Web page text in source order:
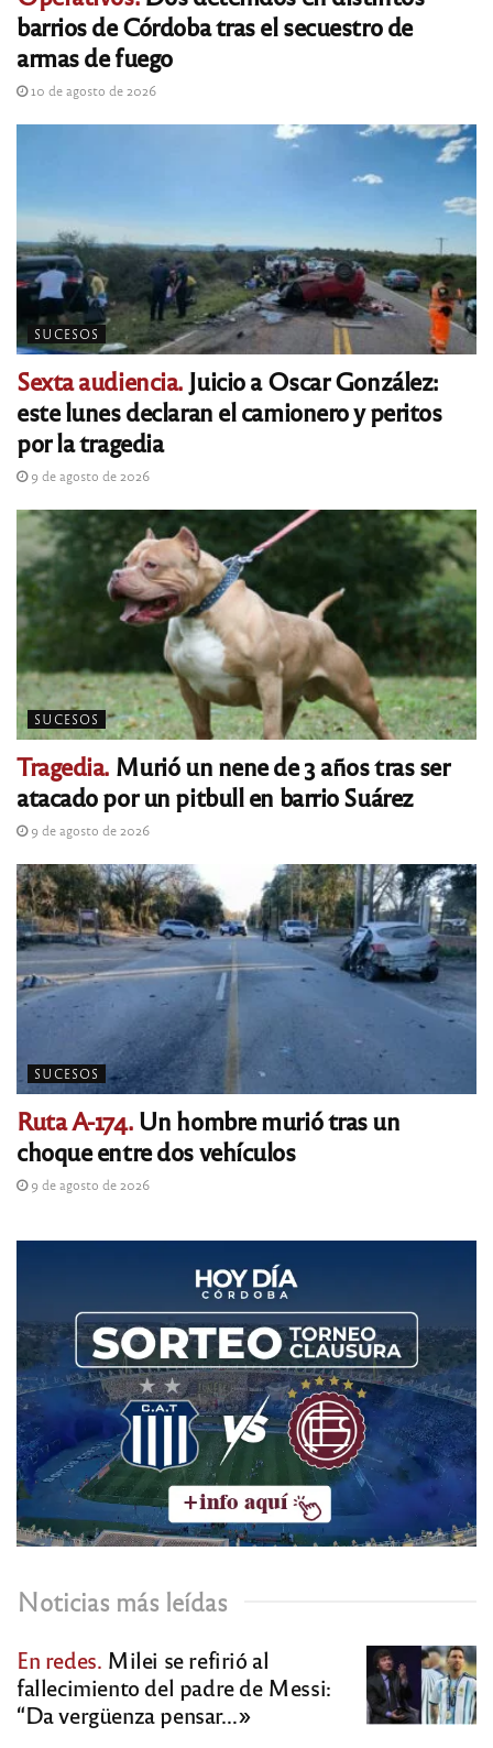
barrios de Córdoba tras el secuestro de
armas de fuego
10 de agosto de 2026
SUCESOS
Sexta audiencia.Juicio a Oscar González:
este lunes declaran el camionero y peritos
por la tragedia
9 de agosto de 2026
SUCESOS
Tragedia. Murió un nene de 3 años tras ser
atacado por un pitbull en barrio Suárez
9 de agosto de 2026
SUCESOS
Ruta A-174.Un hombre murió tras un
choque entre dos vehículos
9 de agosto de 2026
Noticias más leídas
En redes. Milei se refirió al
fallecimiento del padre de Messi:
“Da vergüenza pensar…»